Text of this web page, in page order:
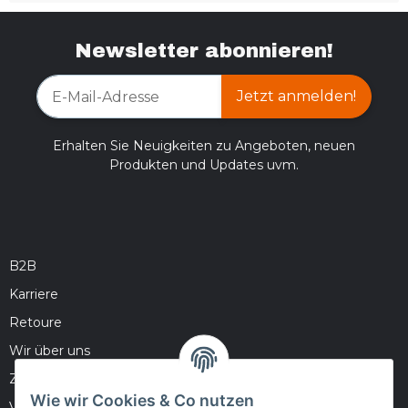
Newsletter abonnieren!
Jetzt anmelden!
Erhalten Sie Neuigkeiten zu Angeboten, neuen
Produkten und Updates uvm.
B2B
Karriere
Retoure
Wir über uns
Zahlungsmöglichkeiten
Wie wir Cookies & Co nutzen